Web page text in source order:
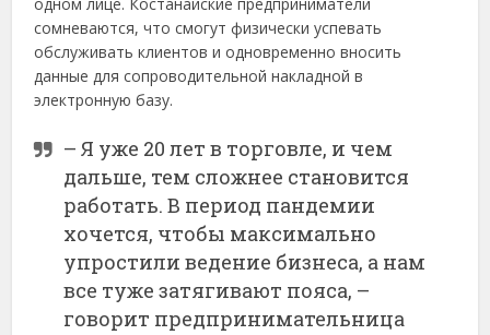
одном лице. Костанайские предприниматели
сомневаются, что смогут физически успевать
обслуживать клиентов и одновременно вносить
данные для сопроводительной накладной в
электронную базу.
– Я уже 20 лет в торговле, и чем
дальше, тем сложнее становится
работать. В период пандемии
хочется, чтобы максимально
упростили ведение бизнеса, а нам
все туже затягивают пояса, –
говорит предпринимательница